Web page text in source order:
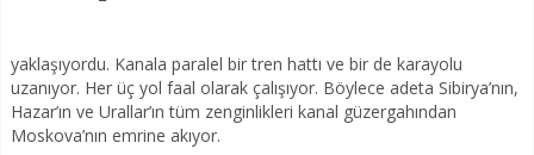
yaklaşıyordu. Kanala paralel bir tren hattı ve bir de karayolu
uzanıyor. Her üç yol faal olarak çalışıyor. Böylece adeta Sibirya’nın,
Hazar’ın ve Urallar’ın tüm zenginlikleri kanal güzergahından
Moskova’nın emrine akıyor.